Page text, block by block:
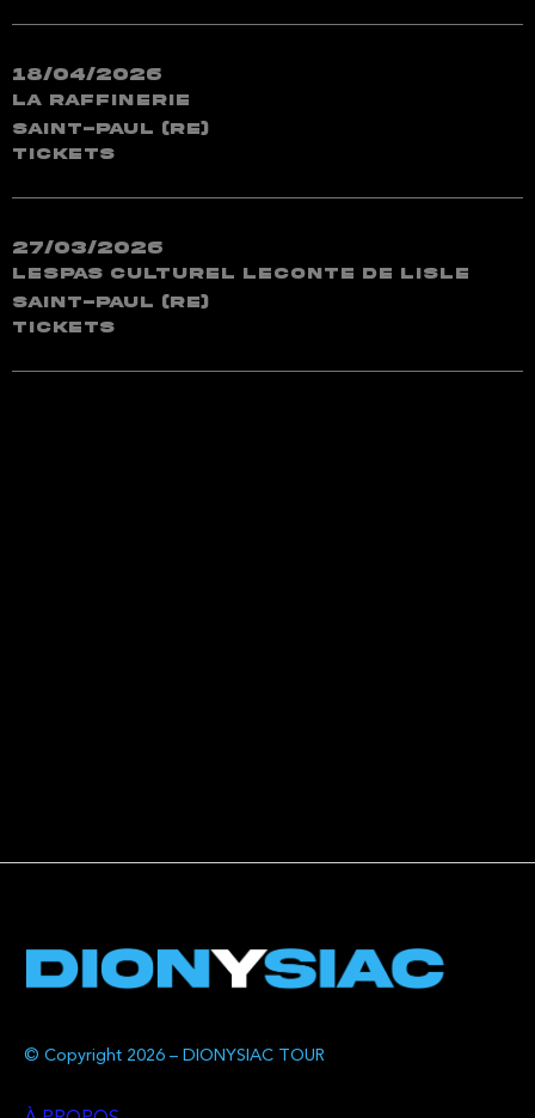
18/04/2026
La Raffinerie
Saint-Paul (RE)
TICKETS
27/03/2026
Lespas Culturel Leconte de Lisle
Saint-Paul (RE)
TICKETS
© Copyright 2026 – DIONYSIAC TOUR